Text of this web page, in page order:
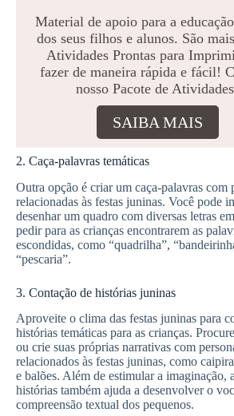
Material de apoio para a
dos seus filhos e alunos. São
Atividades Prontas para
fazer de maneira rápida e fácil!
nosso Pacote de
SAIBA MAIS
2. Caça-palavras temáticas
Outra opção é criar um caça-palavras com
relacionadas às festas juninas. Você pode
desenhar um quadro com diversas letras
pedir para as crianças encontrarem as
escondidas, como “quadrilha”,
“pescaria”.
3. Contação de histórias juninas
Aproveite o clima das festas juninas para
histórias temáticas para as crianças.
ou crie suas próprias narrativas com
relacionados às festas juninas, como
e balões. Além de estimular a imaginação,
histórias também ajuda a desenvolver o
compreensão textual dos pequenos.